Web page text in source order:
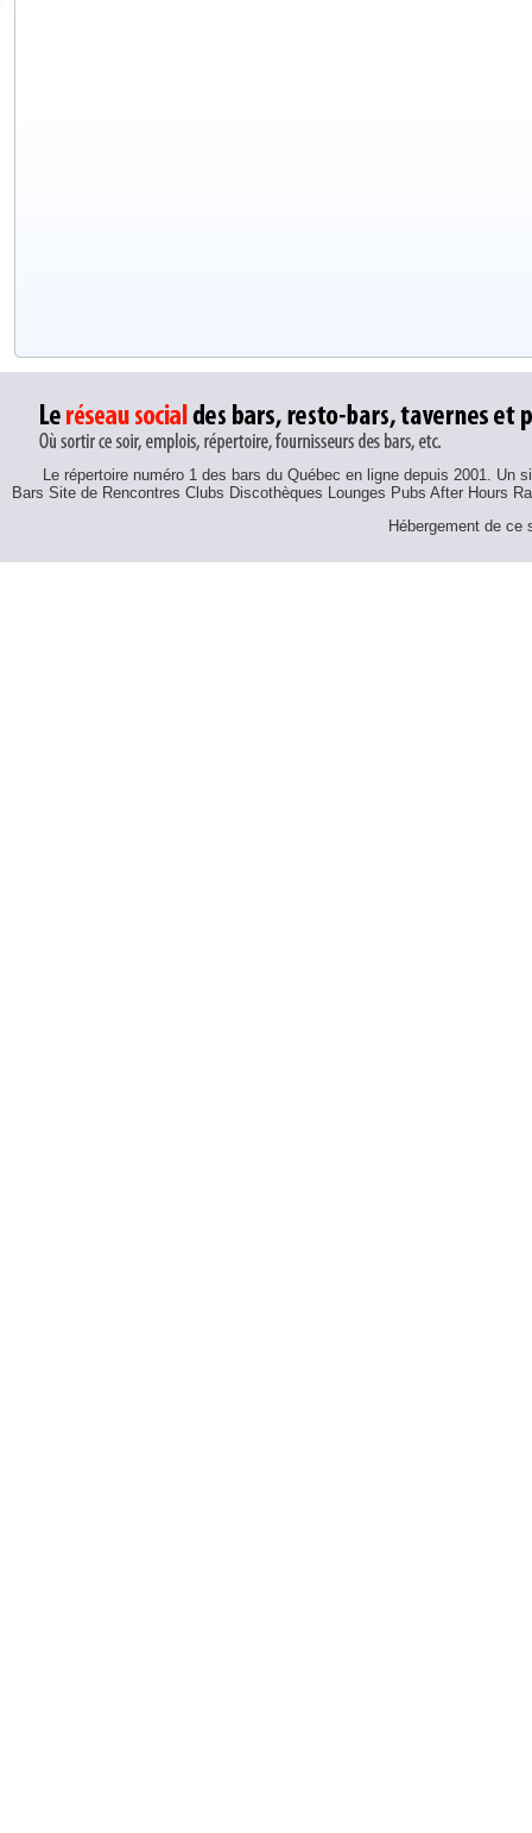
Le répertoire numéro 1 des bars du Québec en ligne depuis 2001.
Bars Site de Rencontres Clubs Discothèques Lounges Pubs After Hours
Hébergement de ce